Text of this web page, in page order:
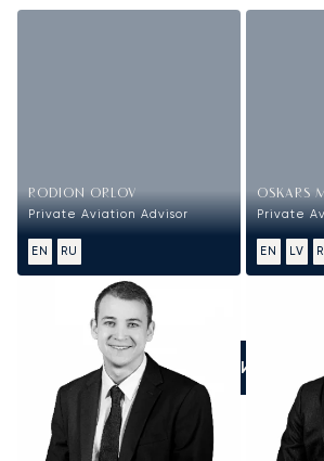
RODION ORLOV
Private Aviation Advisor
EN RU
OSKARS
Private
EN LV
ПОЗВОНИТЕ